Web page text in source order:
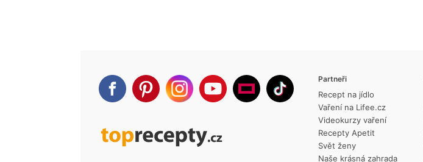
Partneři
Recept na jídlo
Vaření na Lifee.cz
Videokurzy vaření
Recepty Apetit
Svět ženy
Naše krásná zahrada